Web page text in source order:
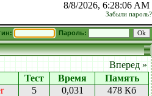
8/8/2026, 6:28:06 AM
Забыли пароль?
Пароль:
Вперед »
Тест Время
Память
5 0,031
478 Кб